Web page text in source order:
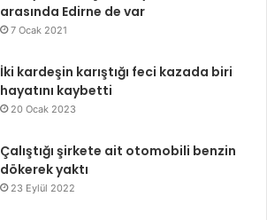
arasında Edirne de var
7 Ocak 2021
İki kardeşin karıştığı feci kazada biri
hayatını kaybetti
20 Ocak 2023
Çalıştığı şirkete ait otomobili benzin
dökerek yaktı
23 Eylül 2022